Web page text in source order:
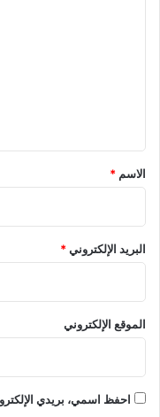
*
الاسم *
البريد الإلكتروني*
الموقع الإلكتروني
احفظ اسمي، بريدي